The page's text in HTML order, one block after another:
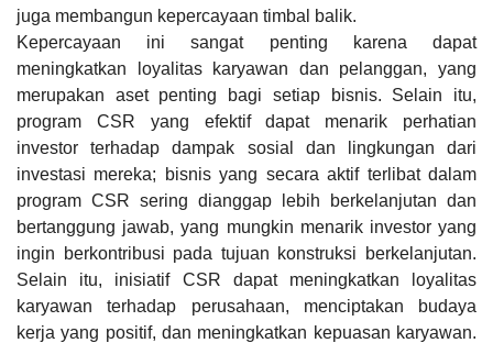
juga membangun kepercayaan timbal balik.
Kepercayaan ini sangat penting karena dapat
meningkatkan loyalitas karyawan dan pelanggan, yang
merupakan aset penting bagi setiap bisnis. Selain itu,
program CSR yang efektif dapat menarik perhatian
investor terhadap dampak sosial dan lingkungan dari
investasi mereka; bisnis yang secara aktif terlibat dalam
program CSR sering dianggap lebih berkelanjutan dan
bertanggung jawab, yang mungkin menarik investor yang
ingin berkontribusi pada tujuan konstruksi berkelanjutan.
Selain itu, inisiatif CSR dapat meningkatkan loyalitas
karyawan terhadap perusahaan, menciptakan budaya
kerja yang positif, dan meningkatkan kepuasan karyawan.